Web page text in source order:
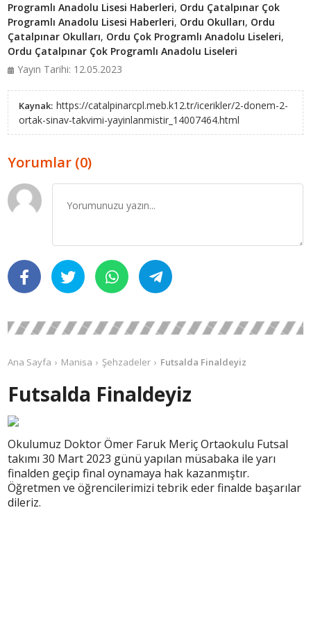
Programlı Anadolu Lisesi Haberleri, Ordu Çatalpınar Çok
Programlı Anadolu Lisesi Haberleri, Ordu Okulları, Ordu
Çatalpınar Okulları, Ordu Çok Programlı Anadolu Liseleri,
Ordu Çatalpınar Çok Programlı Anadolu Liseleri
Yayın Tarihi: 12.05.2023
Kaynak: https://catalpinarcpl.meb.k12.tr/icerikler/2-donem-2-
ortak-sinav-takvimi-yayinlanmistir_14007464.html
Yorumlar (0)
Ana Sayfa Manisa Şehzadeler Futsalda Finaldeyiz
Futsalda Finaldeyiz
Okulumuz Doktor Ömer Faruk Meriç Ortaokulu Futsal
takımı 30 Mart 2023 günü yapılan müsabaka ile yarı
finalden geçip final oynamaya hak kazanmıştır.
Öğretmen ve öğrencilerimizi tebrik eder finalde başarılar
dileriz.